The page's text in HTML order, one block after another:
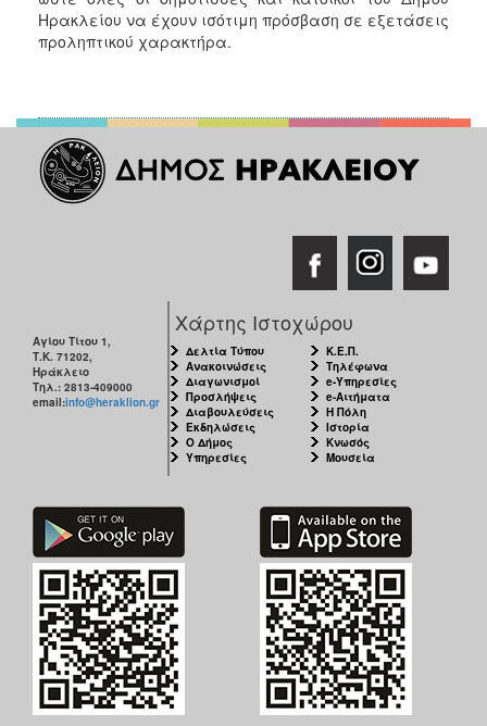
Ηρακλείου να έχουν ισότιμη πρόσβαση σε εξετάσεις
προληπτικού χαρακτήρα.
Αγίου Τίτου 1,
Τ.Κ. 71202,
Ηράκλειο
Τηλ.: 2813-409000
email:info@heraklion.gr
Χάρτης Ιστοχώρου
Δελτία Τύπου
Ανακοινώσεις
Διαγωνισμοί
Προσλήψεις
Διαβουλεύσεις
Εκδηλώσεις
Ο Δήμος
Υπηρεσίες
Κ.Ε.Π.
Τηλέφωνα
e-Υπηρεσίες
e-Αιτήματα
Η Πόλη
Ιστορία
Κνωσός
Μουσεία